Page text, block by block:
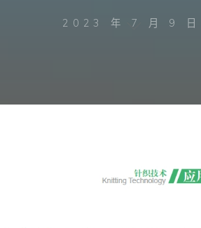
2023 年 7 月 9 日